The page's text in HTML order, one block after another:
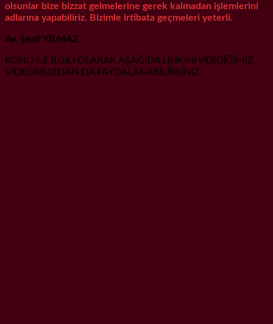
olsunlar bize bizzat gelmelerine gerek kalmadan işlemlerini
adlarına yapabiliriz. Bizimle irtibata geçmeleri yeterli.
Av. Şerif YILMAZ
KONU İLE İLGİLİ OLARAK AŞAĞIDA LİNKİNİ VERDİĞİMİZ
VİDEOMUZDAN DA FAYDALANABİLİRSİNİZ.